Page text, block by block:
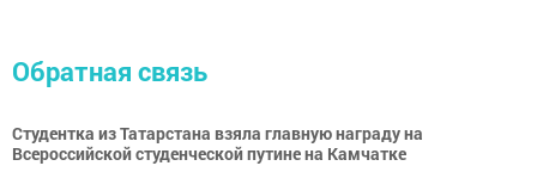
Обратная связь
Студентка из Татарстана взяла главную награду на
Всероссийской студенческой путине на Камчатке